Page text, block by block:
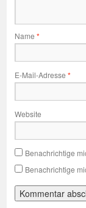
Name *
E-Mail-Adresse *
Website
Benachrichtige
Benachrichtige